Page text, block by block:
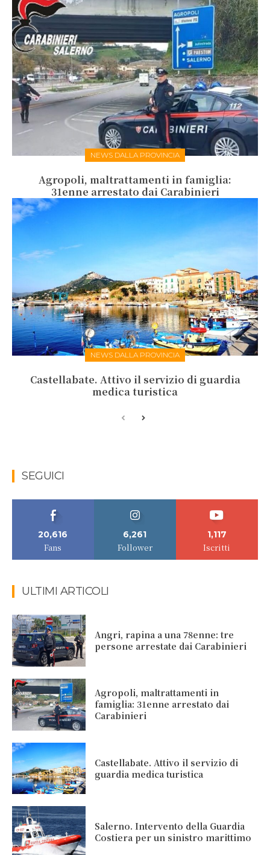
NEWS DALLA PROVINCIA
Agropoli, maltrattamenti in famiglia:
31enne arrestato dai Carabinieri
NEWS DALLA PROVINCIA
Castellabate. Attivo il servizio di guardia
medica turistica
SEGUICI
20,616
Fans
6,261
Follower
1,117
Iscritti
ULTIMI ARTICOLI
Angri, rapina a una 78enne: tre
persone arrestate dai Carabinieri
Agropoli, maltrattamenti in
famiglia: 31enne arrestato dai
Carabinieri
Castellabate. Attivo il servizio di
guardia medica turistica
Salerno. Intervento della Guardia
Costiera per un sinistro marittimo